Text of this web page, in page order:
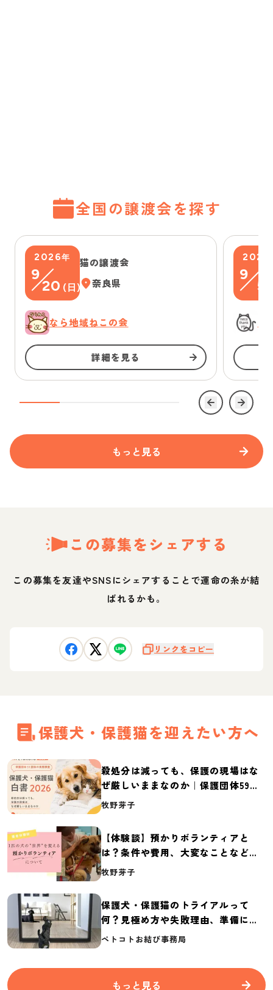
全国の譲渡会を探す
2026年
9
20 ( 日)
猫の譲渡会
奈良県
なら地域ねこの会
詳細を見る
2026
9
5
もっと見る
この募集をシェアする
この募集を友達やSNSにシェアすることで運命の糸が結
ばれるかも。
リンクをコピー
保護犬・保護猫を迎えたい方へ
殺処分は減っても、保護の現場はな
ぜ厳しいままなのか｜保護団体59団
体の実態調査【保護犬・保護猫白書
牧野芽子
【体験談】預かりボランティアと
は？条件や費用、大変なことなど紹
介
牧野芽子
保護犬・保護猫のトライアルって
何？見極め方や失敗理由、準備に必
要なものを紹介
ペトコトお結び事務局
もっと見る